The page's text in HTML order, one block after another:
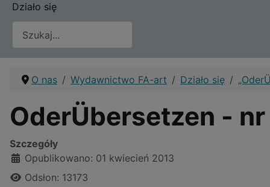
Działo się
O nas Wydawnictwo FA-art Działo się
OderÜbersetzen - nr
Szczegóły
Opublikowano: 01 kwiecień 2013
Odsłon: 13173